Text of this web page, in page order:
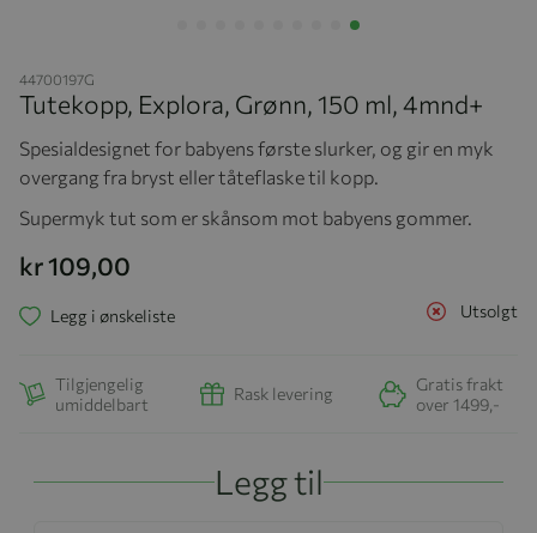
44700197G
Tutekopp, Explora, Grønn, 150 ml, 4mnd+
Spesialdesignet for babyens første slurker, og gir en myk
overgang fra bryst eller tåteflaske til kopp.
Supermyk tut som er skånsom mot babyens gommer.
kr 109,00
Utsolgt
Legg i ønskeliste
Tilgjengelig
umiddelbart
Rask levering
Gratis frakt
over 1499,-
Legg til